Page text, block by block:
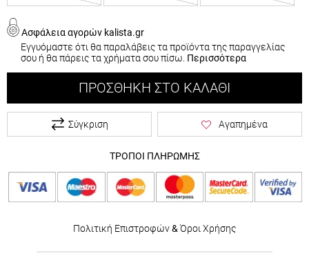
Ασφάλεια αγορών kalista.gr
Εγγυόμαστε ότι θα παραλάβεις τα προϊόντα της παραγγελίας
σου ή θα πάρεις τα χρήματα σου πίσω. Περισσότερα
ΠΡΟΣΘΉΚΗ ΣΤΟ ΚΑΛΆΘΙ
Σύγκριση Αγαπημένα
ΤΡΟΠΟΙ ΠΛΗΡΩΜΗΣ
Πολιτική Επιστροφών& Όροι Χρήσης